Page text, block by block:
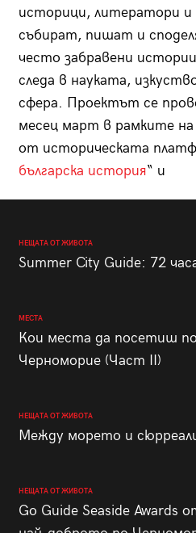
историци, литератори и
събират, пишат и
често забравени
следа в науката,
сфера. Проектът се
месец март в рамките
от историческата
българска история“ и
НЕЩАТА ОТ ЖИВОТА
Summer City Guide: 72
МЕСТА
Кои места да посетиш
Черноморие (Част II)
НЕЩАТА ОТ ЖИВОТА
Между морето и
НЕЩАТА ОТ ЖИВОТА
Go Guide Seaside Awards